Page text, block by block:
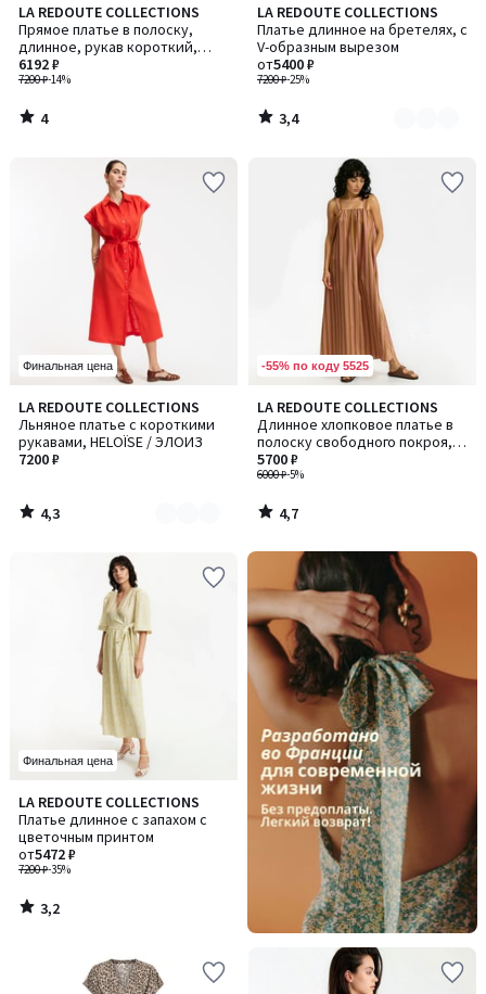
LA REDOUTE COLLECTIONS
Прямое платье в полоску,
длинное, рукав короткий,
HELOÏSE / ЭЛОИЗ
7200 ₽-14%
6192 ₽
4
/
5
4
/
LA REDOUTE COLLECTIONS
Платье длинное на бретелях, с
V-образным вырезом
7200 ₽-25%
от5400 ₽
3,4
/ 5
Количество
цветов:
2
3,4
/
Финальная цена
LA REDOUTE COLLECTIONS
Льняное платье с короткими
рукавами, HELOÏSE / ЭЛОИЗ
7200 ₽
4,3
/ 5
Количество
цветов:
3
4,3
/
-55% по коду 5525
LA REDOUTE COLLECTIONS
Длинное хлопковое платье в
полоску свободного покроя,
на бретелях
6000 ₽-5%
5700 ₽
4,7
/ 5
4,7
/
Финальная цена
LA REDOUTE COLLECTIONS
Платье длинное с запахом с
цветочным принтом
7200 ₽-35%
от5472 ₽
3,2
/ 5
3,2
/